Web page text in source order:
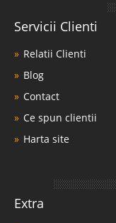
Servicii Clienti
Relatii Clienti
Blog
Contact
Ce spun clientii
Harta site
Extra